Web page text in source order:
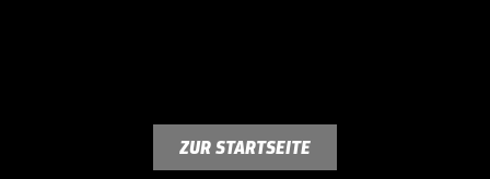
ZUR STARTSEITE